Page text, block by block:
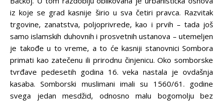
iz koje se grad kasnije širio u sva četiri pravca. Razvitak
trgovine, zanatstva, polјoprivrede, kao i prvih – tada još
samo islamskih duhovnih i prosvetnih ustanova – utemelјen
je takođe u to vreme, a to će kasniji stanovnici Sombora
primati kao zatečenu ili prirodnu činjenicu. Oko somborske
tvrđave pedesetih godina 16. veka nastala je ovdašnja
kasaba. Somborski muslimani imali su 1560/61. godine
svega jedan mesdžid, odnosno malu bogomolјu bez